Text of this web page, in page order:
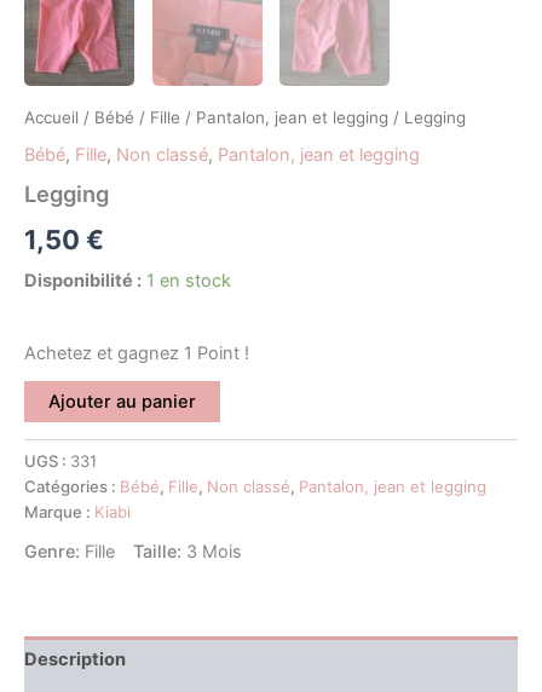
Accueil / Bébé / Fille / Pantalon, jean et legging / Legging
Bébé, Fille, Non classé, Pantalon, jean et legging
Legging
1,50 €
Disponibilité : 1 en stock
Achetez et gagnez 1 Point !
Ajouter au panier
UGS : 331
Catégories : Bébé, Fille, Non classé, Pantalon, jean et legging
Marque : Kiabi
Genre: Fille Taille: 3 Mois
Description